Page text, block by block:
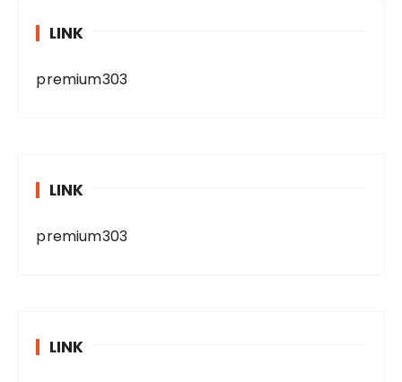
LINK
premium303
LINK
premium303
LINK